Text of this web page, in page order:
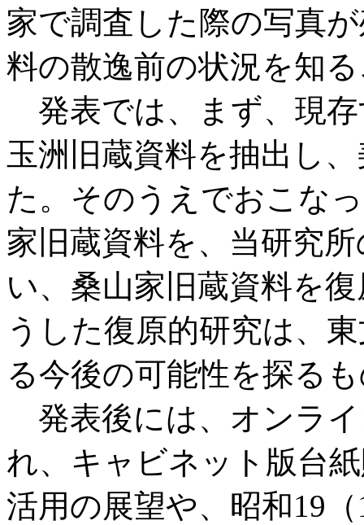
家で調査した際の写真
料の散逸前の状況を知
発表では、まず、現
玉洲旧蔵資料を抽出し
た。そのうえでおこな
家旧蔵資料を、当研究
い、桑山家旧蔵資料を
うした復原的研究は、
る今後の可能性を探る
発表後には、オンラ
れ、キャビネット版台
活用の展望や、昭和19